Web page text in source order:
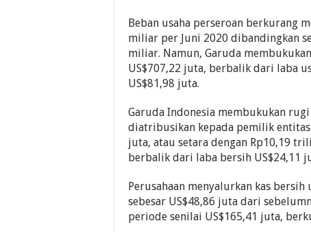
Beban usaha perseroan berkurang
miliar per Juni 2020 dibandingkan
miliar. Namun, Garuda
US$707,22 juta, berbalik dari laba
US$81,98 juta.
Garuda Indonesia membukukan
diatribusikan kepada pemilik entitas
juta, atau setara dengan Rp10,19
berbalik dari laba bersih US$24,11
Perusahaan menyalurkan kas bersih
sebesar US$48,86 juta dari
periode senilai US$165,41 juta,